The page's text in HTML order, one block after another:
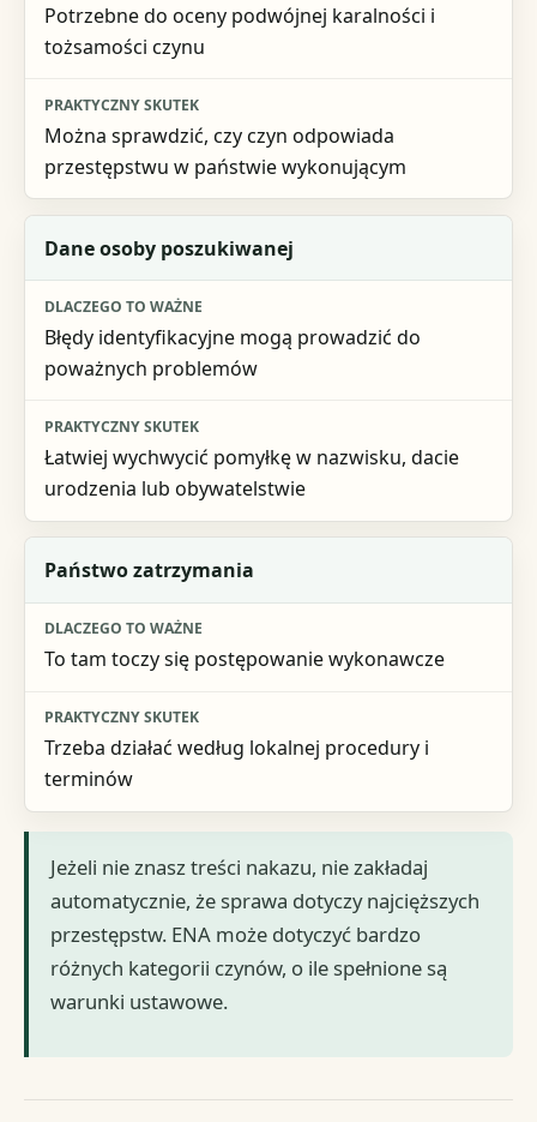
Potrzebne do oceny podwójnej karalności i
tożsamości czynu
Można sprawdzić, czy czyn odpowiada
przestępstwu w państwie wykonującym
Dane osoby poszukiwanej
Błędy identyfikacyjne mogą prowadzić do
poważnych problemów
Łatwiej wychwycić pomyłkę w nazwisku, dacie
urodzenia lub obywatelstwie
Państwo zatrzymania
To tam toczy się postępowanie wykonawcze
Trzeba działać według lokalnej procedury i
terminów
Jeżeli nie znasz treści nakazu, nie zakładaj
automatycznie, że sprawa dotyczy najcięższych
przestępstw. ENA może dotyczyć bardzo
różnych kategorii czynów, o ile spełnione są
warunki ustawowe.